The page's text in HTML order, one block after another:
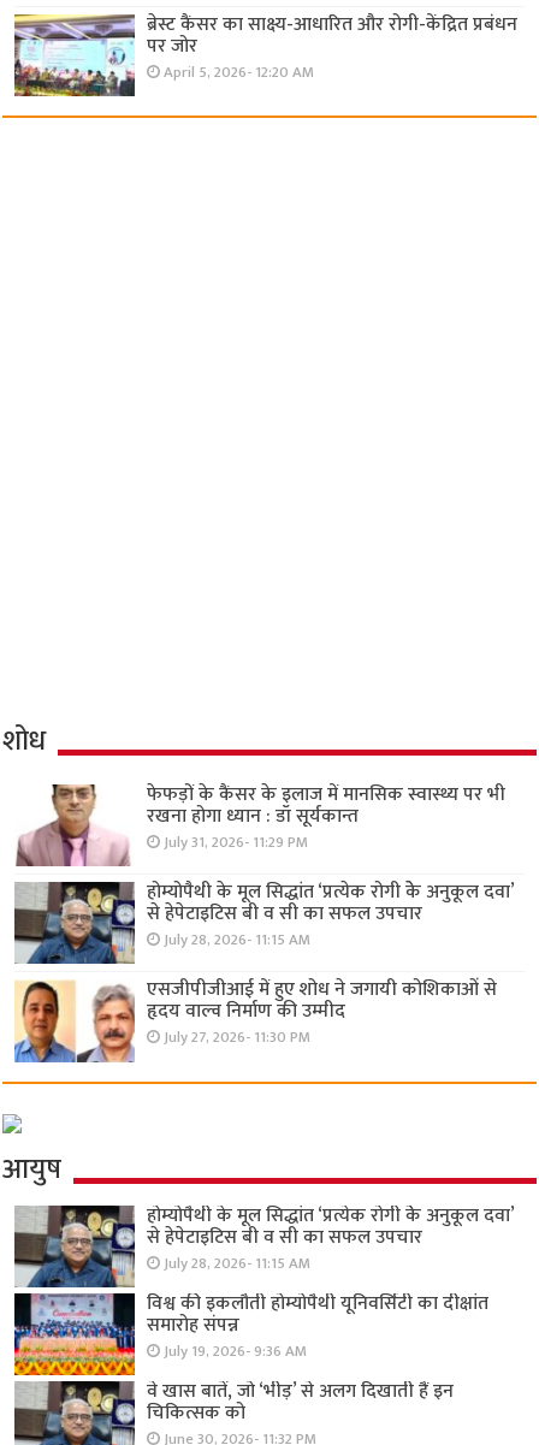
ब्रेस्ट कैंसर का साक्ष्य-आधारित और रोगी-केंद्रित प्रबंधन
पर जोर
April 5, 2026- 12:20 AM
शोध
फेफड़ों के कैंसर के इलाज में मानसिक स्वास्थ्य पर भी
रखना होगा ध्यान : डॉ सूर्यकान्त
July 31, 2026- 11:29 PM
होम्योपैथी के मूल सिद्धांत ‘प्रत्येक रोगी केे अनुकूल दवा’
से हेपेटाइटिस बी व सी का सफल उपचार
July 28, 2026- 11:15 AM
एसजीपीजीआई में हुए शोध ने जगायी कोशिकाओं से
हृदय वाल्व निर्माण की उम्मीद
July 27, 2026- 11:30 PM
आयुष
होम्योपैथी के मूल सिद्धांत ‘प्रत्येक रोगी केे अनुकूल दवा’
से हेपेटाइटिस बी व सी का सफल उपचार
July 28, 2026- 11:15 AM
विश्व की इकलौती होम्योपैथी यूनिवर्सिटी का दीक्षांत
समारोह संपन्न
July 19, 2026- 9:36 AM
वे खास बातें, जो ‘भीड़’ से अलग दिखाती हैं इन
चिकित्सक को
June 30, 2026- 11:32 PM